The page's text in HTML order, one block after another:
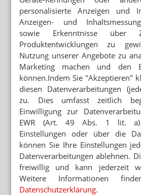
personalisierte Anzeigen und
Anzeigen- und
sowie Erkenntnisse über
Produktentwicklungen zu
Nutzung unserer Angebote zu
Marketing machen und den
können.Indem Sie "Akzeptieren"
diesen Datenverarbeitungen
zu. Dies umfasst zeitlich
Einwilligung zur
EWR (Art. 49 Abs. 1 lit. a)
Einstellungen oder über die
können Sie Ihre Einstellungen
Datenverarbeitungen ablehnen.
freiwillig und kann jederzeit
Weitere Informationen
Datenschutzerklärung.